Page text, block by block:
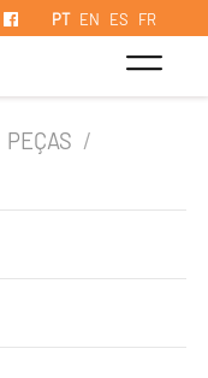
PT EN ES FR
PEÇAS /